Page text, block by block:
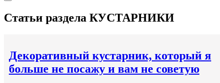
Статьи раздела КУСТАРНИКИ
Декоративный кустарник, который я
больше не посажу и вам не советую